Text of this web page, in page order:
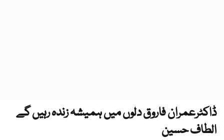
ڈاکٹرعمران فاروق دلوں میں ہمیشہ زندہ رہیں گے
الطاف حسین